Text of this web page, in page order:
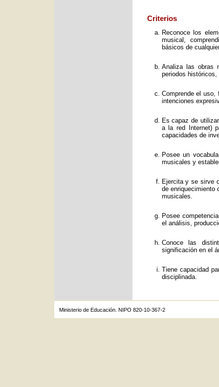
Criterios
Reconoce los
musical,
básicos de
Analiza las obras
periodos
Comprende el
intenciones
Es capaz de
a la red Internet)
capacidades de
Posee un
musicales y
Ejercita y se sirve
de enriquecimiento
musicales.
Posee
el análisis,
Conoce las
significación en el
Tiene capacidad
disciplinada.
Ministerio de Educación. NIPO 820-10-367-2